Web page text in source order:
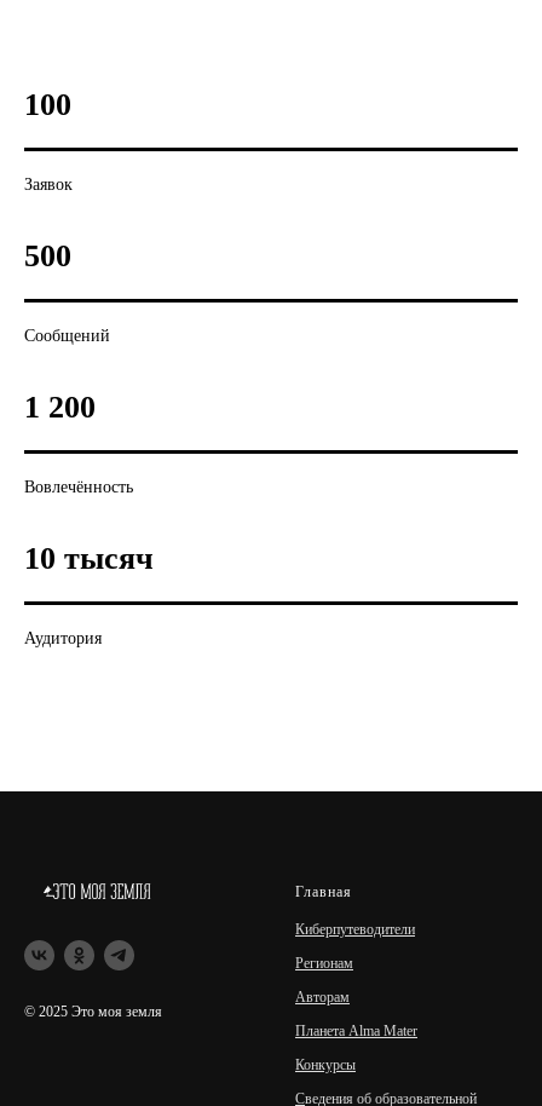
100
Заявок
500
Сообщений
1 200
Вовлечённость
10 тысяч
Аудитория
© 2025 Это моя земля
Главная
Киберпутеводители
Регионам
Авторам
Планета Alma Mater
Конкурсы
Сведения об образовательной